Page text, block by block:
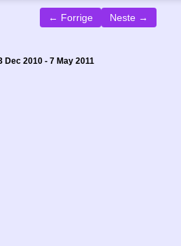
← Forrige Neste →
Dec 2010 - 7 May 2011